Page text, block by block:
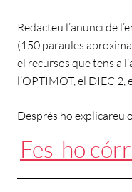
Redacteu l’anunci de
(150 paraules
el recursos que tens a
l’OPTIMOT, el DIEC 2,
Després ho explicareu
Fes-ho